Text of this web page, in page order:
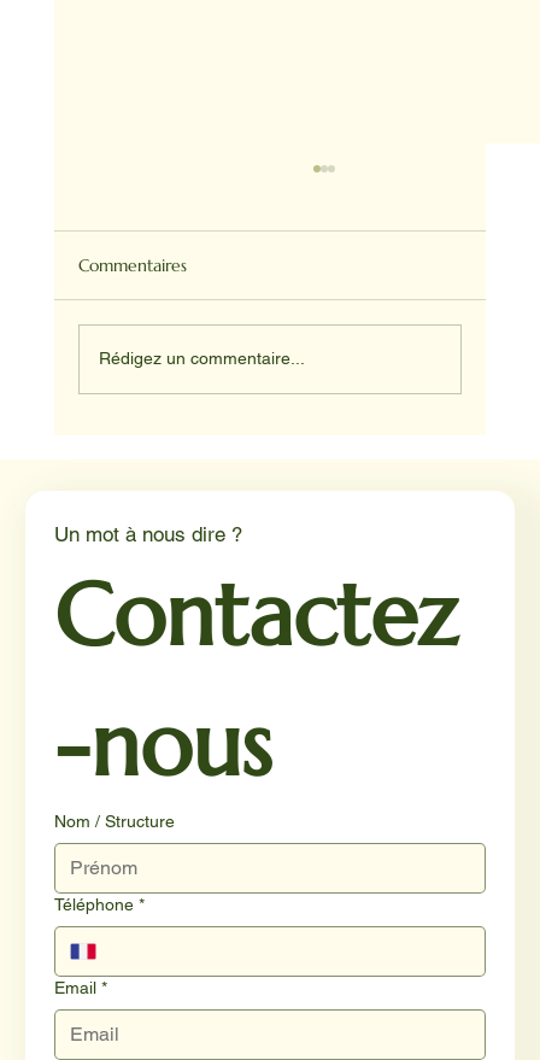
Commentaires
Rédigez un commentaire...
Un mot à nous dire ?
Contactez
-nous
Nom / Structure
Téléphone *
Email *